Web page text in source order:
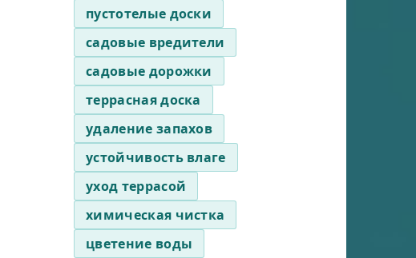
пустотелые доски
садовые вредители
садовые дорожки
террасная доска
удаление запахов
устойчивость влаге
уход террасой
химическая чистка
цветение воды